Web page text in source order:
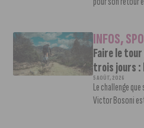
INFOS,
Faire le tour
trois jours :
5 AOÛT, 2026
Le challenge
Victor Bosoni